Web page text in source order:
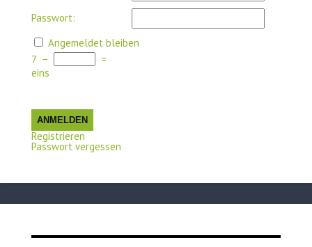
Passwort:
Angemeldet bleiben
7 −
=
eins
ANMELDEN
Registrieren
Passwort vergessen